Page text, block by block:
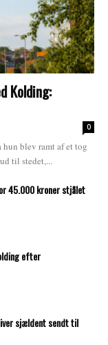
Kolding:
0
blev ramt af et tog
til stedet,...
45.000 kroner stjålet
efter
sjældent sendt til